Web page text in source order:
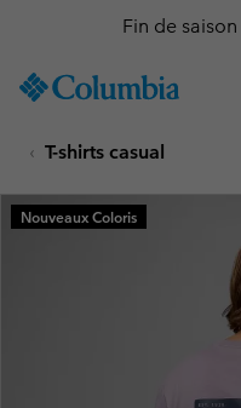
TO
SKIP
MAIN
NAV
Fin de
T-shirts casual
Nouveaux Coloris